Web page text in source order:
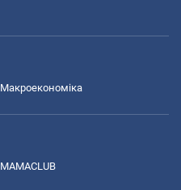
Макроекономіка
MAMACLUB